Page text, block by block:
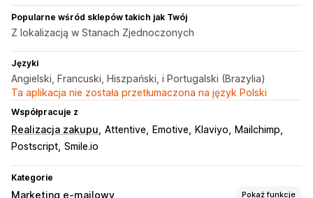
Popularne wśród sklepów takich jak Twój
Z lokalizacją w Stanach Zjednoczonych
Języki
Angielski, Francuski, Hiszpański, i Portugalski (Brazylia)
Ta aplikacja nie została przetłumaczona na język Polski
Współpracuje z
Realizacja zakupu Attentive Emotive Klaviyo
Mailchimp
Postscript Smile.io
Kategorie
Marketing e-mailowy Pokaż funkcje